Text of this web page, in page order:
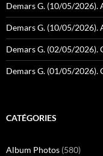
Demars G. (10/05/2026).
Demars G. (10/05/2026).
Demars G. (02/05/2026).
Demars G. (01/05/2026).
CATÉGORIES
Album Photos (580)